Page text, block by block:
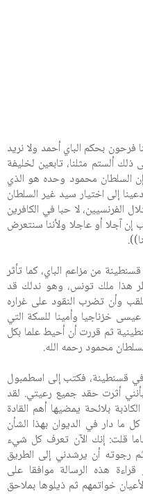
فرحون بحكم الباي أحمد ولا نريد
ألستم مثلنا، تابعين لخليفة
إن السلطان محمود وحده هو الذي
إلى اختيار سيد غير السلطان
الفرنسيين، لا حبا في الكافرين
إن آجلا أو عاجلا ولأننا سنتعرض
من مزاعم الباي، كما تأثر
هذا ملك تونس، وهو ندلك قد
وأن تضرب النقود على غراره
خزناجيا وأمينا للسكة التي
ثم قررت أن أحيط علما بكل
محمود رحمه الله.
قسنطينة، فكتب إلى اسطمبول
أثرت حقد جميع رعيتي. لقد
بلائحة يمضيها أهم القادة
دار في الديوان بهذا الشأن
قلت: إنك الآن تعرف كل شيء
رجوته أن يرشدني إلى الطريق
هذه الرسالة موافقا على
خواتمهم ثم ذيلوها بملاحق